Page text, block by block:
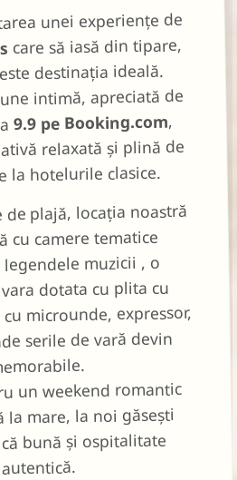
unei experiențe de
care să iasă din tipare,
destinația ideală.
intimă, apreciată de
9.9 pe Booking.com,
relaxată și plină de
la hotelurile clasice.
plajă, locația noastră
cu camere tematice
muzicii , o
dotata cu plita cu
microunde, expressor,
serile de vară devin
un weekend romantic
la mare, la noi găsești
bună și ospitalitate
autentică.